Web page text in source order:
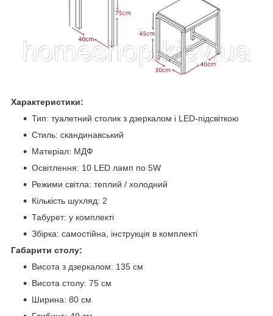
Характеристики:
Тип: туалетний столик з дзеркалом і LED-підсвіткою
Стиль: скандинавський
Матеріал: МДФ
Освітлення: 10 LED ламп по 5W
Режими світла: теплий / холодний
Кількість шухляд: 2
Табурет: у комплекті
Збірка: самостійна, інструкція в комплекті
Габарити столу:
Висота з дзеркалом: 135 см
Висота столу: 75 см
Ширина: 80 см